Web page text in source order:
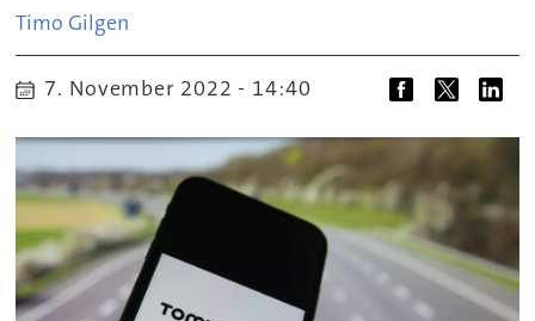
Timo Gilgen
7. November 2022 - 14:40